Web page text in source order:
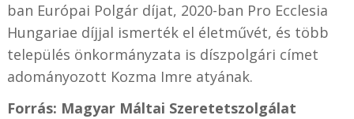
ban Európai Polgár díjat, 2020-ban Pro Ecclesia
Hungariae díjjal ismerték el életművét, és több
település önkormányzata is díszpolgári címet
adományozott Kozma Imre atyának.
Forrás: Magyar Máltai Szeretetszolgálat